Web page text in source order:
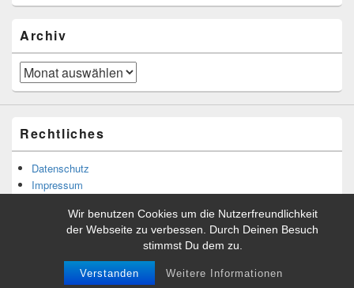
Wir benutzen Cookies um die Nutzerfreundlichkeit
der Webseite zu verbessen. Durch Deinen Besuch
stimmst Du dem zu.
Verstanden Weitere Informationen
Archiv
Archiv
Rechtliches
Datenschutz
Impressum
Tibor Rácskai. Alle Rechte vorbehalten.
Theme: Catch Box byCatch Themes